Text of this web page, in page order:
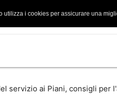
utilizza i cookies per assicurare una
servizio ai Piani, consigli per